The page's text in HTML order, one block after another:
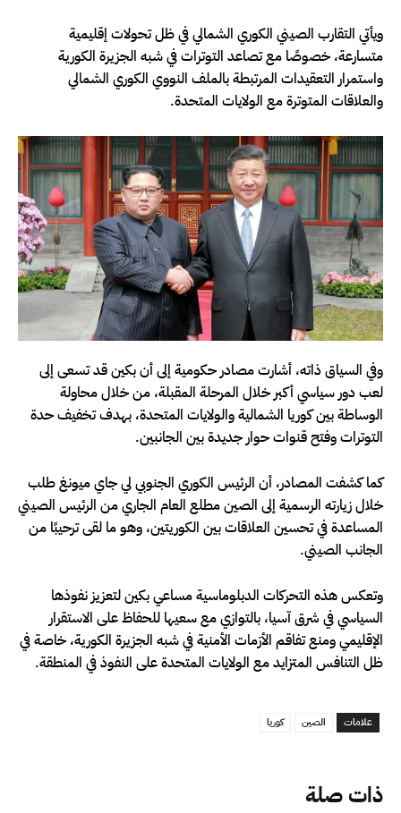
ذات صلة
ويأتي التقارب الصيني الكوري الشمالي في ظل تحولات إقليمية
متسارعة، خصوصًا مع تصاعد التوترات في شبه الجزيرة الكورية
واستمرار التعقيدات المرتبطة بالملف النووي الكوري الشمالي
والعلاقات المتوترة مع الولايات المتحدة.
وفي السياق ذاته، أشارت مصادر حكومية إلى أن بكين قد تسعى إلى
لعب دور سياسي أكبر خلال المرحلة المقبلة، من خلال محاولة
الوساطة بين كوريا الشمالية والولايات المتحدة، بهدف تخفيف حدة
التوترات وفتح قنوات حوار جديدة بين الجانبين.
كما كشفت المصادر، أن الرئيس الكوري الجنوبي لي جاي ميونغ طلب
خلال زيارته الرسمية إلى الصين مطلع العام الجاري من الرئيس الصيني
المساعدة في تحسين العلاقات بين الكوريتين، وهو ما لقى ترحيبًا من
الجانب الصيني.
وتعكس هذه التحركات الدبلوماسية مساعي بكين لتعزيز نفوذها
السياسي في شرق آسيا، بالتوازي مع سعيها للحفاظ على الاستقرار
الإقليمي ومنع تفاقم الأزمات الأمنية في شبه الجزيرة الكورية، خاصة في
ظل التنافس المتزايد مع الولايات المتحدة على النفوذ في المنطقة.
علامات الصين كوريا